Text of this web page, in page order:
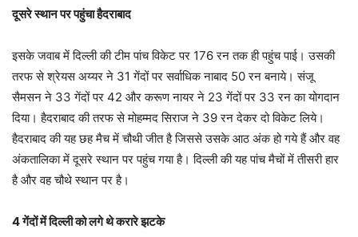
दूसरे स्थान पर पहुंचा हैदराबाद
इसके जवाब में दिल्ली की टीम पांच विकेट पर 176 रन तक ही पहुंच पाई। उसकी
तरफ से श्रेयस अय्यर ने 31 गेंदों पर सर्वाधिक नाबाद 50 रन बनाये। संजू
सैमसन ने 33 गेंदों पर 42 और करूण नायर ने 23 गेंदों पर 33 रन का योगदान
दिया। हैदराबाद की तरफ से मोहम्मद सिराज ने 39 रन देकर दो विकेट लिये।
हैदराबाद की यह छह मैच में चौथी जीत है जिससे उसके आठ अंक हो गये हैं और वह
अंकतालिका में दूसरे स्थान पर पहुंच गया है। दिल्ली की यह पांच मैचों में तीसरी हार
है और वह चौथे स्थान पर है।
4 गेंदों में दिल्ली को लगे थे करारे झटके